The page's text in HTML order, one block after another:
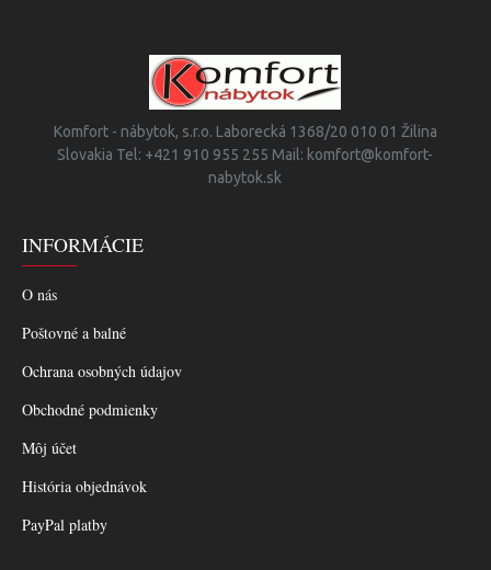
Komfort - nábytok, s.r.o. Laborecká 1368/20 010 01 Žilina
Slovakia Tel: +421 910 955 255 Mail: komfort@komfort-
nabytok.sk
INFORMÁCIE
O nás
Poštovné a balné
Ochrana osobných údajov
Obchodné podmienky
Môj účet
História objednávok
PayPal platby